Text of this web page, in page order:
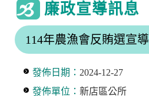
廉政宣導訊息
114年農漁會反賄選宣導
發佈日期： 2024-12-27
發佈單位： 新店區公所